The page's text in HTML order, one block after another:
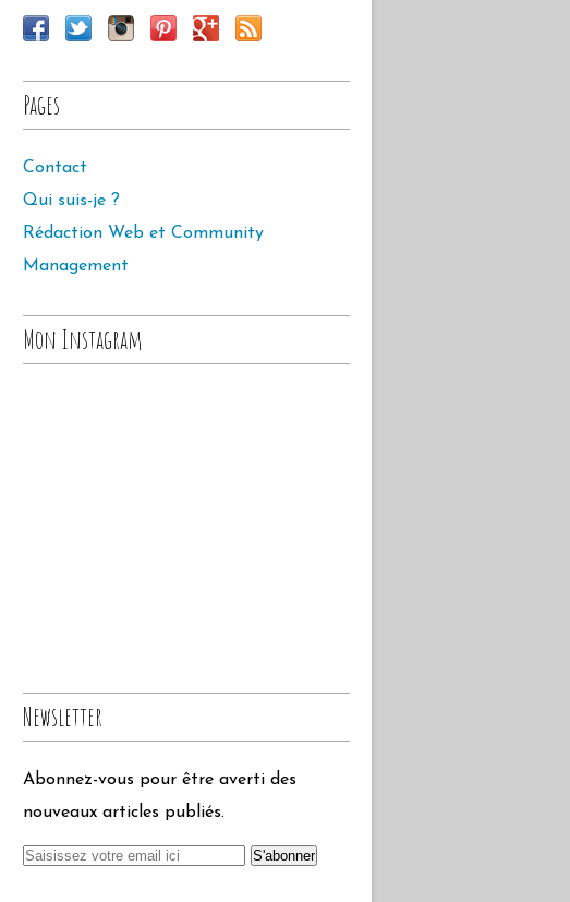
Pages
Contact
Qui suis-je ?
Rédaction Web et Community
Management
Mon Instagram
Newsletter
Abonnez-vous pour être averti des
nouveaux articles publiés.